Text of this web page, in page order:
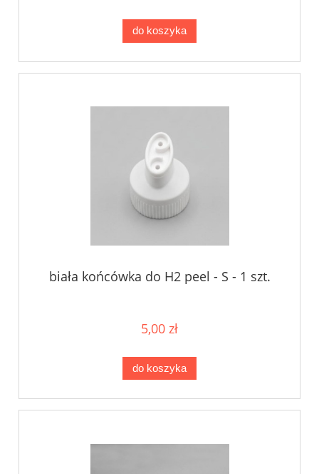
do koszyka
biała końcówka do H2 peel - S - 1 szt.
5,00 zł
do koszyka